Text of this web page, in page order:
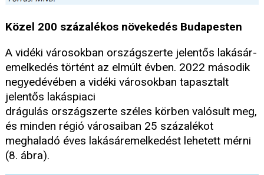
Közel 200 százalékos növekedés Budapesten
A vidéki városokban országszerte jelentős lakásár-
emelkedés történt az elmúlt évben. 2022 második
negyedévében a vidéki városokban tapasztalt
jelentős lakáspiaci
drágulás országszerte széles körben valósult meg,
és minden régió városaiban 25 százalékot
meghaladó éves lakásáremelkedést lehetett mérni
(8. ábra).